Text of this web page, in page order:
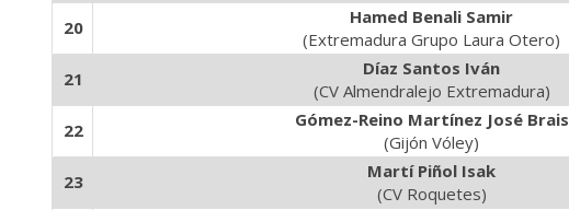
20
Hamed Benali Samir
(Extremadura Grupo Laura Otero)
21
Díaz Santos Iván
(CV Almendralejo Extremadura)
22
Gómez-Reino Martínez José Brais
(Gijón Vóley)
23
Martí Piñol Isak
(CV Roquetes)